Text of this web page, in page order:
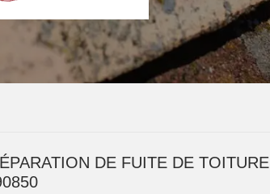
DE FUITE DE TOITURE